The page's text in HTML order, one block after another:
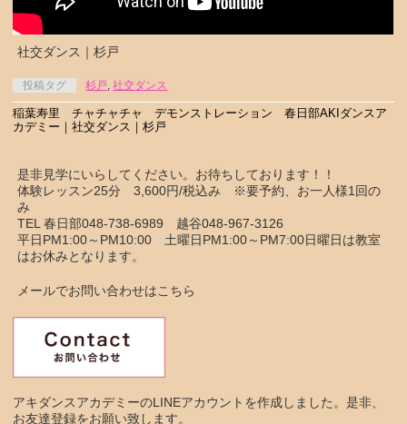
社交ダンス｜杉戸
投稿タグ 杉戸,社交ダンス
稲葉寿里 チャチャチャ デモンストレーション 春日部AKIダンスア
カデミー｜社交ダンス｜杉戸
是非見学にいらしてください。お待ちしております！！
体験レッスン25分 3,600円/税込み ※要予約、お一人様1回の
み
TEL 春日部048-738-6989 越谷048-967-3126
平日PM1:00～PM10:00 土曜日PM1:00～PM7:00日曜日は教室
はお休みとなります。
メールでお問い合わせはこちら
アキダンスアカデミーのLINEアカウントを作成しました。是非、
お友達登録をお願い致します。